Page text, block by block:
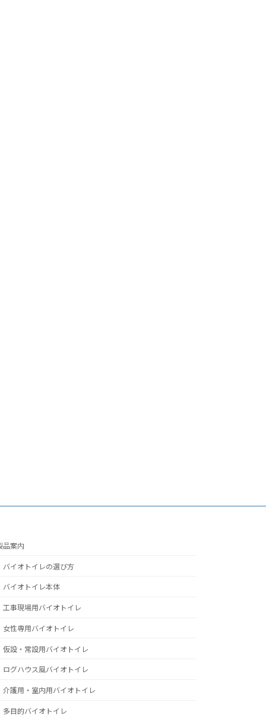
品案内
バイオトイレの選び方
バイオトイレ本体
工事現場用バイオトイレ
女性専用バイオトイレ
仮設・常設用バイオトイレ
ログハウス風バイオトイレ
介護用・室内用バイオトイレ
多目的バイオトイレ